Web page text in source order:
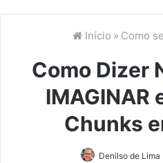
Início » Como
Como Dizer
IMAGINAR
Chunks
Denilso de Lima